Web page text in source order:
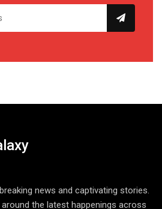
news and captivating stories.
the latest happenings across